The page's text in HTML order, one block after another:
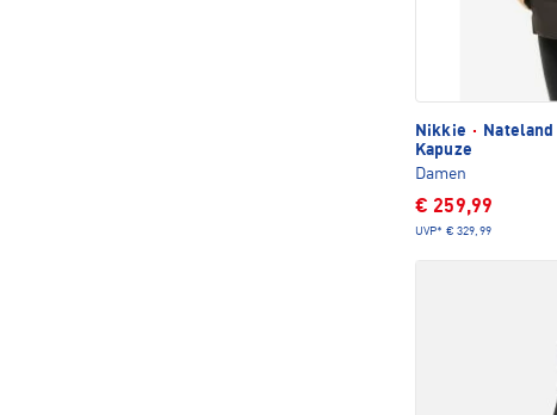
Nikkie ·
Kapuze
Damen
€ 259,99
UVP* € 329,99